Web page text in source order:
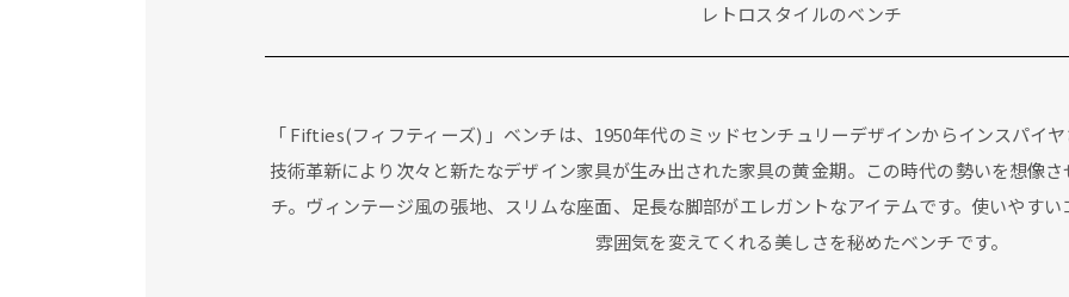
レトロスタイルのベンチ
「 Fifties(フィフティーズ) 」ベンチは、1950年代のミッドセンチュリーデザインからインスパイヤ
技術革新により次々と新たなデザイン家具が生み出された家具の黄金期。この時代の勢いを想像
チ。ヴィンテージ風の張地、スリムな座面、足長な脚部がエレガントなアイテムです。使いやす
雰囲気を変えてくれる美しさを秘めたベンチです。